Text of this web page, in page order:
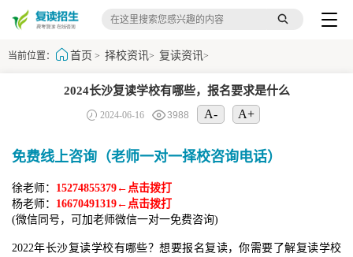
当前位置： 首页 > 择校资讯> 复读资讯>
2024长沙复读学校有哪些，报名要求是什么
2024-06-16 3988 A- A+
免费线上咨询（老师一对一择校咨询电话）
徐老师： 15274855379←点击拨打
杨老师： 16670491319←点击拨打
(微信同号，可加老师微信一对一免费咨询)
2022年长沙复读学校有哪些？想要报名复读，你需要了解复读学校